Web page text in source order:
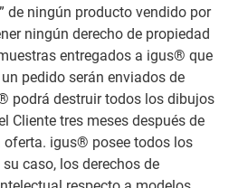
de ningún producto vendido por
ningún derecho de propiedad
entregados a igus® que
pedido serán enviados de
podrá destruir todos los dibujos
Cliente tres meses después de
oferta. igus® posee todos los
caso, los derechos de